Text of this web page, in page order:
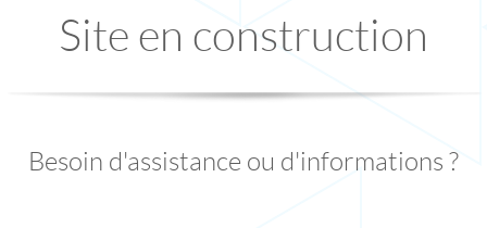
Site en construction
Besoin d'assistance ou d'informations ?